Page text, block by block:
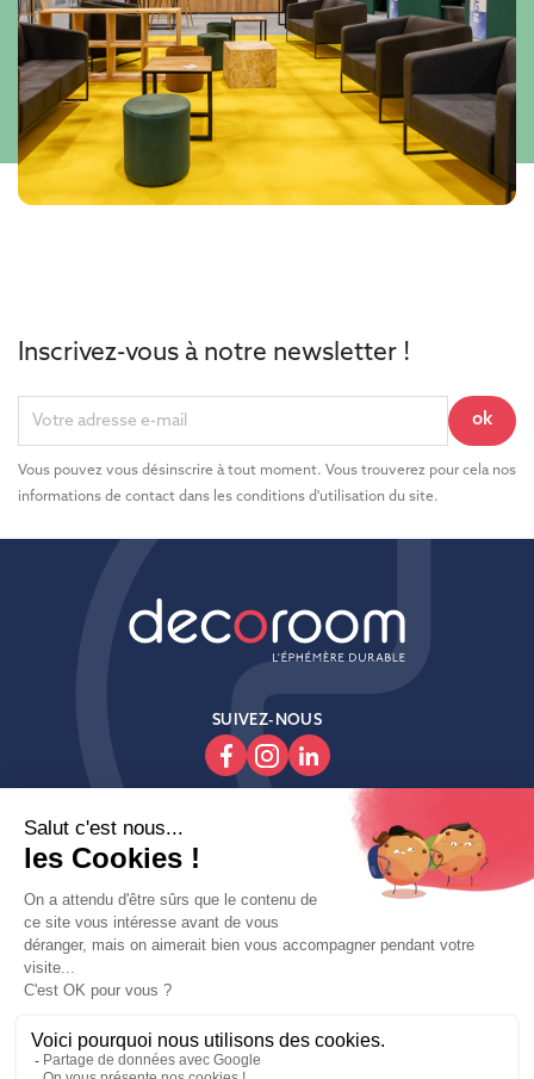
Inscrivez-vous à notre newsletter !
Vous pouvez vous désinscrire à tout moment. Vous trouverez pour cela nos
informations de contact dans les conditions d'utilisation du site.
SUIVEZ-NOUS
Produits 
Decoroom
Contactez-Nous